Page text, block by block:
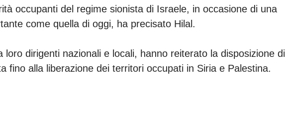
occupanti del regime sionista di Israele, in occasione di una
come quella di oggi, ha precisato Hilal.
loro dirigenti nazionali e locali, hanno reiterato la disposizione di
fino alla liberazione dei territori occupati in Siria e Palestina.